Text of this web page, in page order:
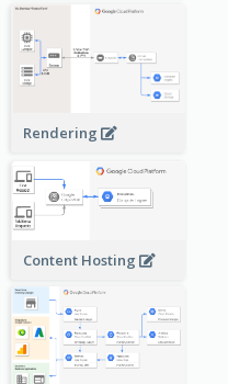
Rendering
Content Hosting